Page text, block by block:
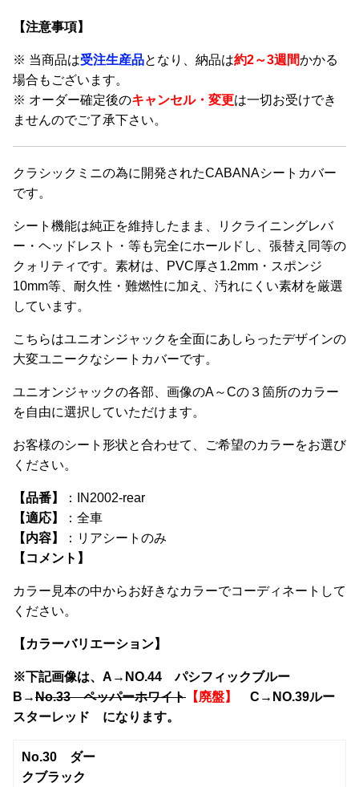
プ
ョ
は
商
ー
ジ
か
ら
で
き
ま
す
に
複
数
の
バ
リ
エ
ー
ョ
ン
が
あ
り
す。
オ
プ
シ
ン
は
品
ペ
ー
ジ
か
ら
択
き
す
バ
エ
シ
あ
り
ま
す。
シ
ョ
ン
は
品
択
【注意事項】
※ 当商品は受注生産品となり、納品は約2～3週間かかる
場合もございます。
※ オーダー確定後のキャンセル・変更は一切お受けでき
ませんのでご了承下さい。
クラシックミニの為に開発されたCABANAシートカバー
です。
シート機能は純正を維持したまま、リクライニングレバ
ー・ヘッドレスト・等も完全にホールドし、張替え同等の
クォリティです。素材は、PVC厚さ1.2mm・スポンジ
10mm等、耐久性・難燃性に加え、汚れにくい素材を厳選
しています。
こちらはユニオンジャックを全面にあしらったデザインの
大変ユニークなシートカバーです。
ユニオンジャックの各部、画像のA～Cの３箇所のカラー
を自由に選択していただけます。
お客様のシート形状と合わせて、ご希望のカラーをお選び
ください。
【品番】
：IN2002-rear
【適応】
：全車
【内容】
：リアシートのみ
【コメント】
カラー見本の中からお好きなカラーでコーディネートして
ください。
【カラーバリエーション】
※下記画像は、A→NO.44 パシフィックブルー
B→No.33 ペッパーホワイト 【廃盤】
C→NO.39ルー
スターレッド になります。
No.30 ダー
クブラック